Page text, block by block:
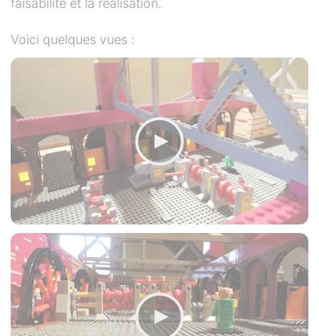
faisabilité et la réalisation.
Voici quelques vues :